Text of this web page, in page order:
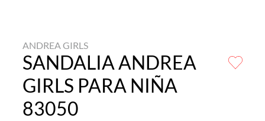
ANDREA GIRLS
SANDALIA ANDREA
GIRLS PARA NIÑA
83050